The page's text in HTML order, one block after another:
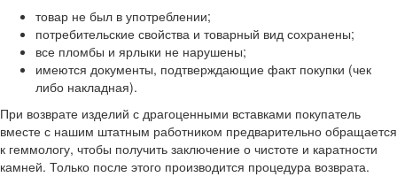
товар не был в употреблении;
потребительские свойства и товарный вид сохранены;
все пломбы и ярлыки не нарушены;
имеются документы, подтверждающие факт покупки (чек
либо накладная).
При возврате изделий с драгоценными вставками покупатель
вместе с нашим штатным работником предварительно обращается
к геммологу, чтобы получить заключение о чистоте и каратности
камней. Только после этого производится процедура возврата.